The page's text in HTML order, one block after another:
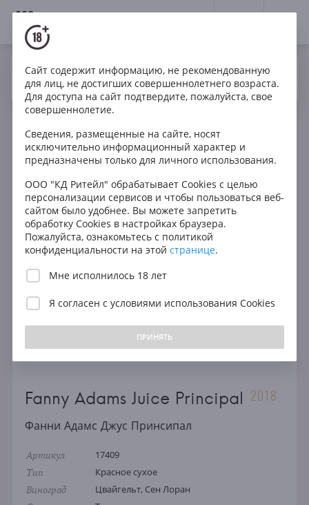
18+
Ваш город Москва ? Да
Вино Красное Сухое
Австрия
Fanny Adams Juice Principal
Fanny Adams Juice Principal 2018
Фанни Адамс Джус Принсипал
Артикул 17409
Тип Красное сухое
Виноград Цвайгельт, Сен Лоран
Сайт содержит информацию, не рекомендованную
для лиц, не достигших совершеннолетнего возраста.
Для доступа на сайт подтвердите, пожалуйста, свое
совершеннолетие.
Сведения, размещенные на сайте, носят
исключительно информационный характер и
предназначены только для личного использования.
ООО "КД Ритейл" обрабатывает Cookies с целью
персонализации сервисов и чтобы пользоваться веб-
сайтом было удобнее. Вы можете запретить
обработку Cookies в настройках браузера.
Пожалуйста, ознакомьтесь с политикой
конфиденциальности на этой странице.
Мне исполнилось 18 лет
Я согласен с условиями использования Cookies
ПРИНЯТЬ